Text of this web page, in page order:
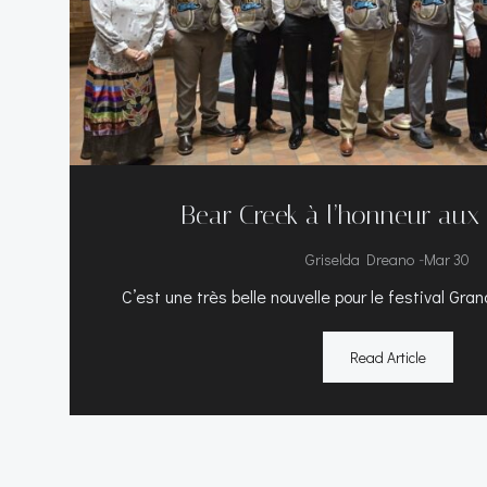
Bear Creek à l’honneur aux
Griselda Dreano -Mar 30
C’est une très belle nouvelle pour le festival
Read Article